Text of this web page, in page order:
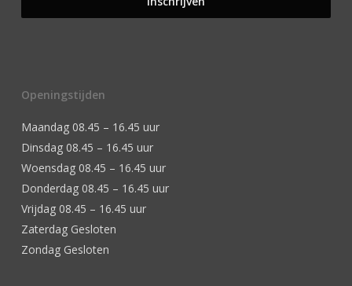
Openingstijden
Maandag 08.45 – 16.45 uur
Dinsdag 08.45 – 16.45 uur
Woensdag 08.45 – 16.45 uur
Donderdag 08.45 – 16.45 uur
Vrijdag 08.45 – 16.45 uur
Zaterdag Gesloten
Zondag Gesloten